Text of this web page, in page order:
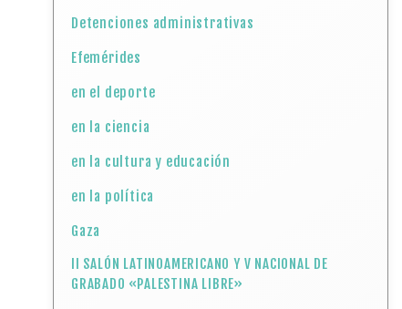
Detenciones administrativas
Efemérides
en el deporte
en la ciencia
en la cultura y educación
en la política
Gaza
II SALÓN LATINOAMERICANO Y V NACIONAL DE
GRABADO «PALESTINA LIBRE»